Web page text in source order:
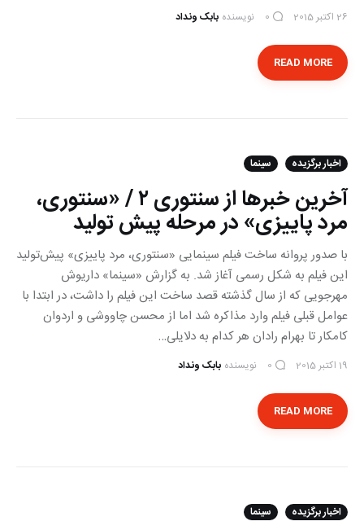
26 اکتبر 2015 0 نویسنده بابک ونداد
READ MORE
اخبار برگزیده سینما
آخرین خبرها از سنتوری ۲ / «سنتوری،
مرد پاییزی» در مرحله پیش تولید
با صدور پروانه ساخت فیلم سینمایی «سنتوری، مرد پاییزی» پیش‌تولید
این فیلم به شکل رسمی آغاز شد. به گزارش «سینما» داریوش
مهرجویی که از سال گذشته قصد ساخت این فیلم را داشت، در ابتدا با
عوامل قبلی فیلم وارد مذاکره شد اما از محسن چاووشی و اردوان
کامکار تا بهرام رادان هر کدام به دلایلی…
19 اکتبر 2015 0 نویسنده بابک ونداد
READ MORE
اخبار برگزیده سینما